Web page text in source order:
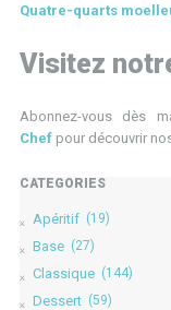
Quatre-quarts
Visitez
Abonnez-vous dès
Chef pour découvrir
CATÉGORIES
Apéritif (19)
Base (27)
Classique (144)
Dessert (59)